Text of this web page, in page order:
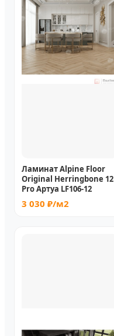
Ламинат Alpine Floor
Original Herringbone 12
Pro Артуа LF106-12
3 030 ₽/м2